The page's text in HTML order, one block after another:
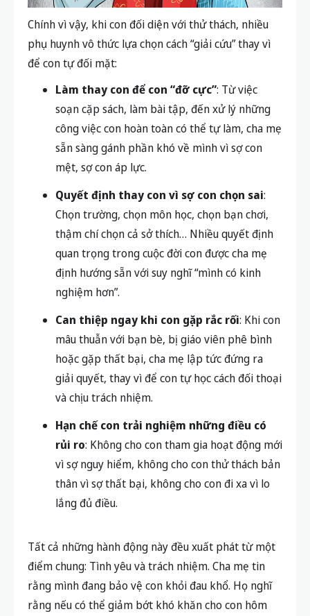
Chính vì vậy, khi con đối diện với thử thách, nhiều
phụ huynh vô thức lựa chọn cách “giải cứu” thay vì
để con tự đối mặt:
Làm thay con để con “đỡ cực”: Từ việc
soạn cặp sách, làm bài tập, đến xử lý những
công việc con hoàn toàn có thể tự làm, cha mẹ
sẵn sàng gánh phần khó về mình vì sợ con
mệt, sợ con áp lực.
Quyết định thay con vì sợ con chọn sai:
Chọn trường, chọn môn học, chọn bạn chơi,
thậm chí chọn cả sở thích… Nhiều quyết định
quan trọng trong cuộc đời con được cha mẹ
định hướng sẵn với suy nghĩ “mình có kinh
nghiệm hơn”.
Can thiệp ngay khi con gặp rắc rối: Khi con
mâu thuẫn với bạn bè, bị giáo viên phê bình
hoặc gặp thất bại, cha mẹ lập tức đứng ra
giải quyết, thay vì để con tự học cách đối thoại
và chịu trách nhiệm.
Hạn chế con trải nghiệm những điều có
rủi ro: Không cho con tham gia hoạt động mới
vì sợ nguy hiểm, không cho con thử thách bản
thân vì sợ thất bại, không cho con đi xa vì lo
lắng đủ điều.
Tất cả những hành động này đều xuất phát từ một
điểm chung: Tình yêu và trách nhiệm. Cha mẹ tin
rằng mình đang bảo vệ con khỏi đau khổ. Họ nghĩ
rằng nếu có thể giảm bớt khó khăn cho con hôm